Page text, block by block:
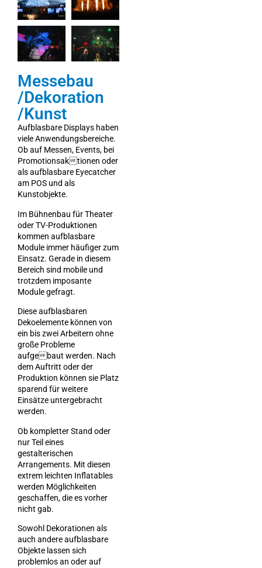
Messebau
/Dekoration
/Kunst
Aufblasbare Displays haben
viele Anwendungsbereiche.
Ob auf Messen, Events, bei
Promotionsaktionen oder
als aufblasbare Eyecatcher
am POS und als
Kunstobjekte.
Im Bühnenbau für Theater
oder TV-Produktionen
kommen aufblasbare
Module immer häufiger zum
Einsatz. Gerade in diesem
Bereich sind mobile und
trotzdem imposante
Module gefragt.
Diese aufblasbaren
Dekoelemente können von
ein bis zwei Arbeitern ohne
große Probleme
aufgebaut werden. Nach
dem Auftritt oder der
Produktion können sie Platz
sparend für weitere
Einsätze untergebracht
werden.
Ob kompletter Stand oder
nur Teil eines
gestalterischen
Arrangements. Mit diesen
extrem leichten Inflatables
werden Möglichkeiten
geschaffen, die es vorher
nicht gab.
Sowohl Dekorationen als
auch andere aufblasbare
Objekte lassen sich
problemlos an oder auf